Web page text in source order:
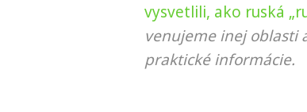
vysvetlili, ako ruská
venujeme inej oblasti
praktické informácie.